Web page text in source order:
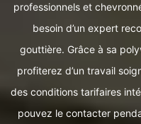
professionnels et
besoin d’un expert
gouttière. Grâce à sa
profiterez d’un travail
des conditions tarifaires
pouvez le contacter